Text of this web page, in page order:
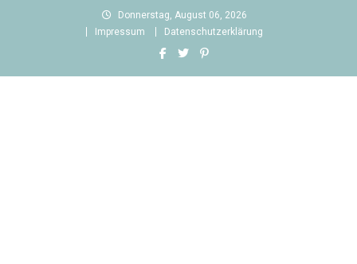
Donnerstag, August 06, 2026
Impressum
Datenschutzerklärung